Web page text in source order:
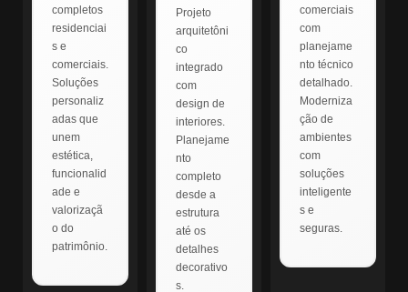
completos
residenciai
s e
comerciais.
Soluções
personaliz
adas que
unem
estética,
funcionalid
ade e
valorizaçã
o do
patrimônio.
Projeto
arquitetôni
co
integrado
com
design de
interiores.
Planejame
nto
completo
desde a
estrutura
até os
detalhes
decorativo
s.
comerciais
com
planejame
nto técnico
detalhado.
Moderniza
ção de
ambientes
com
soluções
inteligente
s e
seguras.